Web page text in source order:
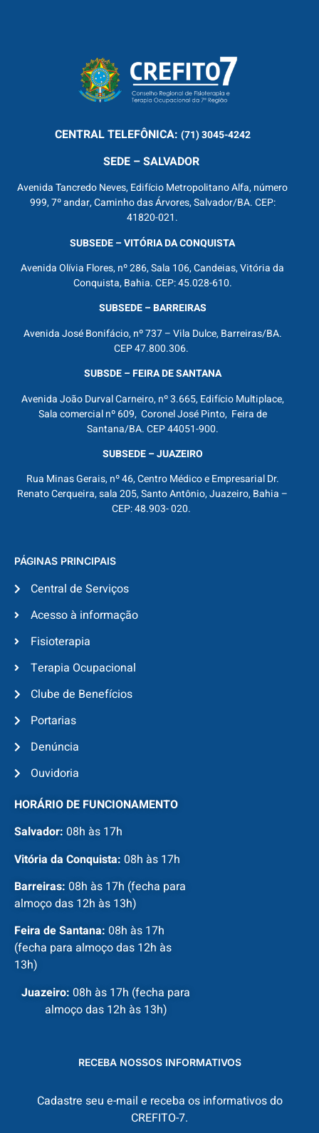
CENTRALTELEFÔNICA: (71) 3045-4242
SEDE – SALVADOR
Avenida Tancredo Neves, Edifício Metropolitano Alfa, número
999, 7º andar, Caminho das Árvores, Salvador/BA. CEP:
41820-021.
SUBSEDE – VITÓRIA DA CONQUISTA
Avenida Olívia Flores, nº 286, Sala 106, Candeias, Vitória da
Conquista, Bahia. CEP: 45.028-610.
SUBSEDE – BARREIRAS
Avenida José Bonifácio, nº 737 – Vila Dulce, Barreiras/BA.
CEP 47.800.306.
SUBSDE – FEIRA DE SANTANA
Avenida João Durval Carneiro, nº 3.665, Edifício Multiplace,
Sala comercial nº 609, Coronel José Pinto, Feira de
Santana/BA. CEP 44051-900.
SUBSEDE – JUAZEIRO
Rua Minas Gerais, nº 46, Centro Médico e Empresarial Dr.
Renato Cerqueira, sala 205, Santo Antônio, Juazeiro, Bahia –
CEP: 48.903- 020.
PÁGINAS PRINCIPAIS
Central de Serviços
Acesso à informação
Fisioterapia
Terapia Ocupacional
Clube de Benefícios
Portarias
Denúncia
Ouvidoria
HORÁRIO DE FUNCIONAMENTO
Salvador: 08h às 17h
Vitória da Conquista: 08h às 17h
Barreiras: 08h às 17h (fecha para
almoço das 12h às 13h)
Feira de Santana: 08h às 17h
(fecha para almoço das 12h às
13h)
Juazeiro: 08h às 17h (fecha para
almoço das 12h às 13h)
RECEBA NOSSOS INFORMATIVOS
Cadastre seu e-mail e receba os informativos do
CREFITO-7.